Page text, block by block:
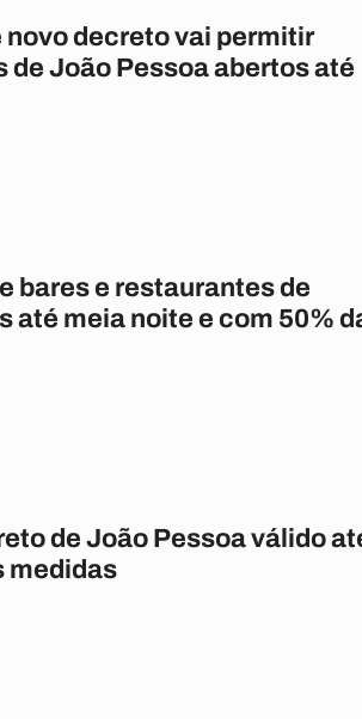
decreto vai permitir
de João Pessoa abertos até
bares e restaurantes de
até meia noite e com 50%
de João Pessoa válido
medidas